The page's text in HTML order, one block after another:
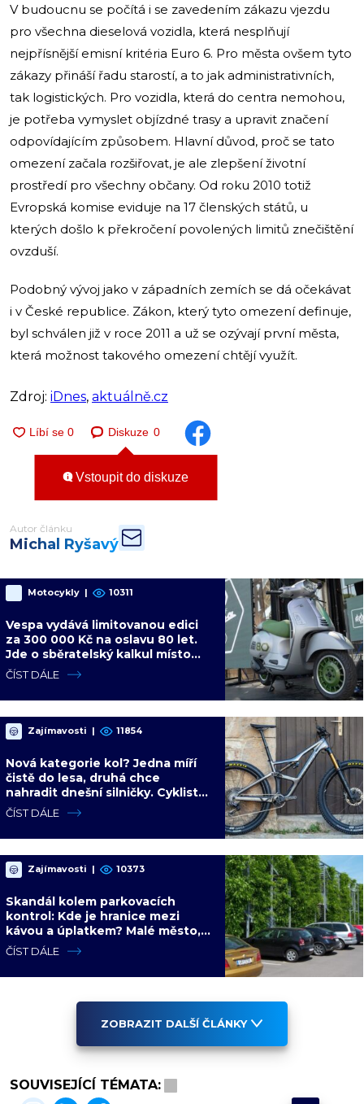
V budoucnu se počítá i se zavedením zákazu vjezdu
pro všechna dieselová vozidla, která nesplňují
nejpřísnější emisní kritéria Euro 6. Pro města ovšem tyto
zákazy přináší řadu starostí, a to jak administrativních,
tak logistických. Pro vozidla, která do centra nemohou,
je potřeba vymyslet objízdné trasy a upravit značení
odpovídajícím způsobem. Hlavní důvod, proč se tato
omezení začala rozšiřovat, je ale zlepšení životní
prostředí pro všechny občany. Od roku 2010 totiž
Evropská komise eviduje na 17 členských států, u
kterých došlo k překročení povolených limitů znečištění
ovzduší.
Podobný vývoj jako v západních zemích se dá očekávat
i v České republice. Zákon, který tyto omezení definuje,
byl schválen již v roce 2011 a už se ozývají první města,
která možnost takového omezení chtějí využít.
Zdroj: iDnes, aktuálně.cz
Diskuze 0
Vstoupit do diskuze
Autor článku
Michal Ryšavý
Motocykly | 10311
Vespa vydává limitovanou edici
za 300 000 Kč na oslavu 80 let.
Jde o sběratelský kalkul místo
jízdního upgradu
ČÍST DÁLE
Zajímavosti | 11854
Nová kategorie kol? Jedna míří
čistě do lesa, druhá chce
nahradit dnešní silničky. Cyklisté
mají rozporuplné názory
ČÍST DÁLE
Zajímavosti | 10373
Skandál kolem parkovacích
kontrol: Kde je hranice mezi
kávou a úplatkem? Malé město,
malá výhoda, velký problém
ČÍST DÁLE
ZOBRAZIT DALŠÍ ČLÁNKY
SOUVISEJÍCÍ TÉMATA: